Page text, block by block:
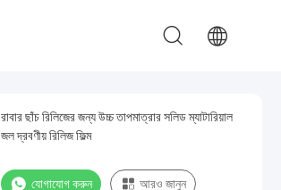
রাবার ছাঁচ রিলিজের জন্য উচ্চ তাপমাত্রার সলিড ম্যাটারিয়াল
জল দ্রবণীয় রিলিজ ফিল্ম
যোগাযোগ করুন আরও জানুন